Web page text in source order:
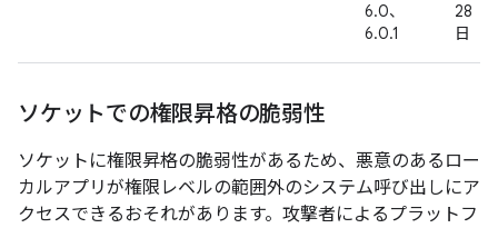
6.0、
6.0.1
28
日
ソケットでの権限昇格の脆弱性
ソケットに権限昇格の脆弱性があるため、悪意のあるロー
カルアプリが権限レベルの範囲外のシステム呼び出しにア
クセスできるおそれがあります。攻撃者によるプラットフ